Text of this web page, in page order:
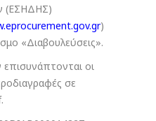
(ΕΣΗΔΗΣ)
)
«Διαβουλεύσεις».
οι
σε